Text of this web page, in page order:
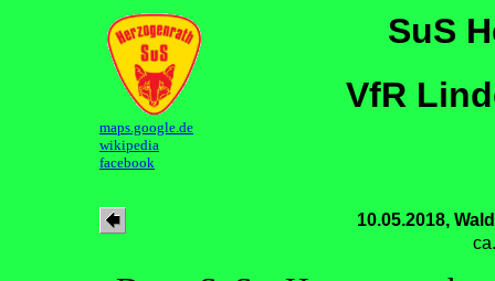
SuS
VfR
maps.google.de
wikipedia
facebook
10.05.2018,